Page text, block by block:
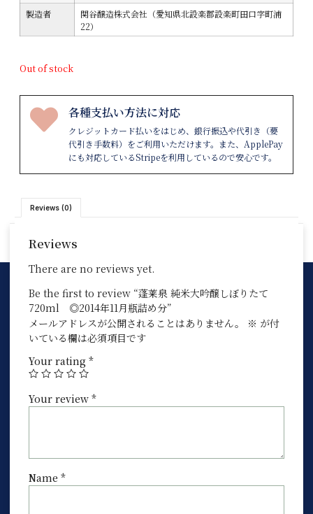
製造者
関谷醸造株式会社（愛知県北設楽郡設楽町田口字町浦
22）
Out of stock
各種支払い方法に対応
クレジットカード払いをはじめ、銀行振込や代引き（要
代引き手数料）をご利用いただけます。また、ApplePay
にも対応しているStripeを利用しているので安心です。
Reviews (0)
Reviews
There are no reviews yet.
Be the first to review “蓬莱泉 純米大吟醸しぼりたて
720ml ◎2014年11月瓶詰め分”
メールアドレスが公開されることはありません。
※ が付
いている欄は必須項目です
Your rating *
Your review *
Name *